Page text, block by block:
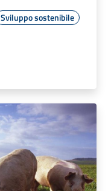
Sviluppo sostenibile